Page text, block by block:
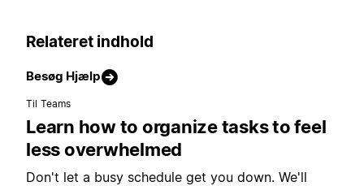
Relateret indhold
Besøg Hjælp
Til Teams
Learn how to organize tasks to feel
less overwhelmed
Don't let a busy schedule get you down. We'll